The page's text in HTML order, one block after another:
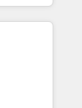
RevOps
HubSpot
over a